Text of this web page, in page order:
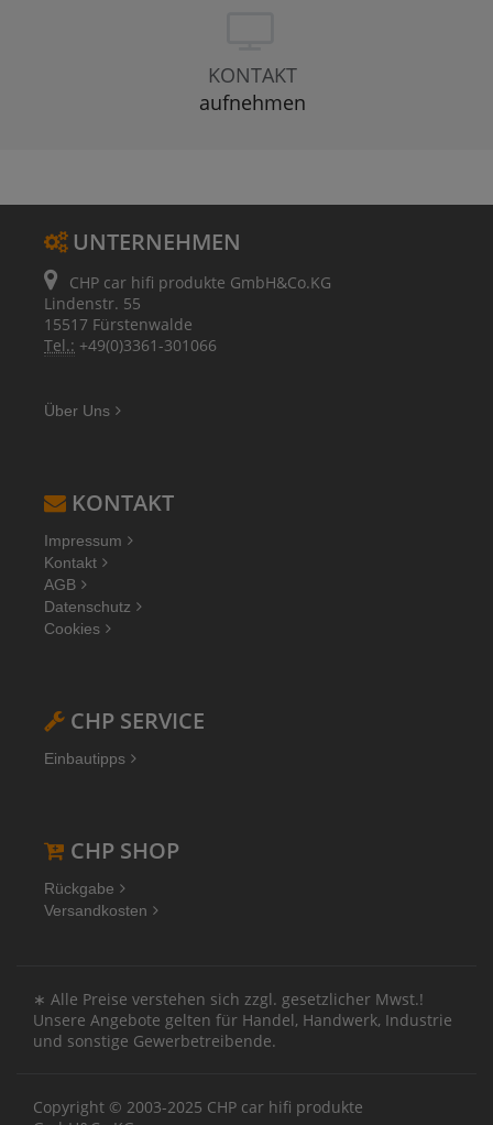
KONTAKT
aufnehmen
UNTERNEHMEN
CHP car hifi produkte GmbH&Co.KG
Lindenstr. 55
15517 Fürstenwalde
Tel.: +49(0)3361-301066
Über Uns
KONTAKT
Impressum
Kontakt
AGB
Datenschutz
Cookies
CHP SERVICE
Einbautipps
CHP SHOP
Rückgabe
Versandkosten
∗ Alle Preise verstehen sich zzgl. gesetzlicher Mwst.!
Unsere Angebote gelten für Handel, Handwerk, Industrie
und sonstige Gewerbetreibende.
Copyright © 2003-2025 CHP car hifi produkte